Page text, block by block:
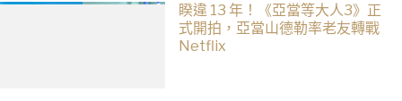
睽違 13 年！《亞當等大人3》正
式開拍，亞當山德勒率老友轉戰
Netflix